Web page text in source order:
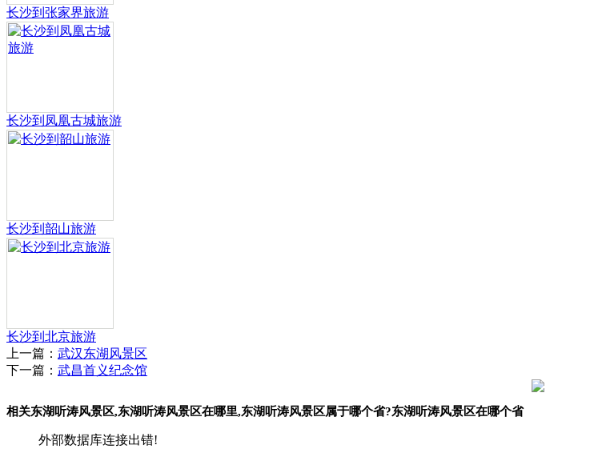
长沙到张家界旅游
长沙到凤凰古城旅游
长沙到韶山旅游
长沙到北京旅游
上一篇： 武汉东湖风景区
下一篇： 武昌首义纪念馆
相关东湖听涛风景区,东湖听涛风景区在哪里,东湖听涛风景区属于哪个省?东湖听涛风景区在哪个省
外部数据库连接出错!